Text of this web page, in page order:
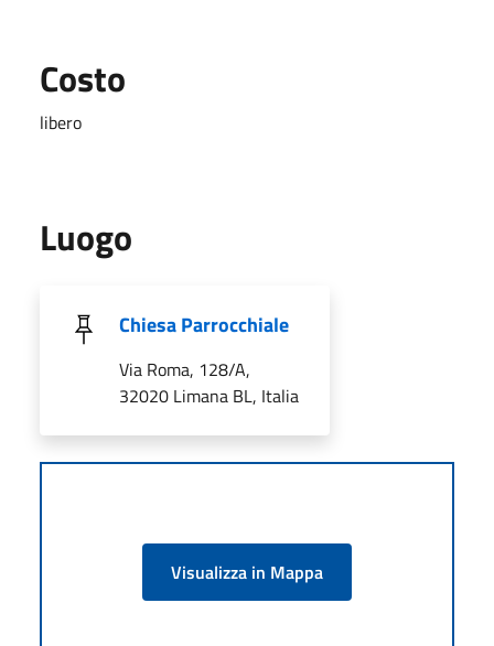
Costo
libero
Luogo
Chiesa Parrocchiale
Via Roma, 128/A,
32020 Limana BL, Italia
Visualizza in Mappa